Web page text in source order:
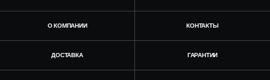
О КОМПАНИИ КОНТАКТЫ
ДОСТАВКА ГАРАНТИИ